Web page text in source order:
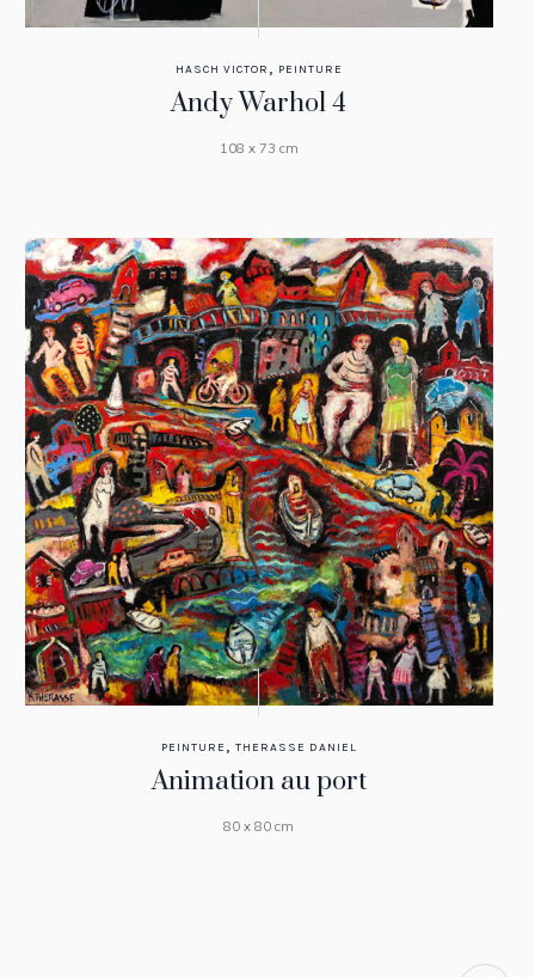
HASCH VICTOR , PEINTURE
Andy Warhol 4
108 x 73 cm
PEINTURE ,THERASSE DANIEL
Animation au port
80 x 80 cm